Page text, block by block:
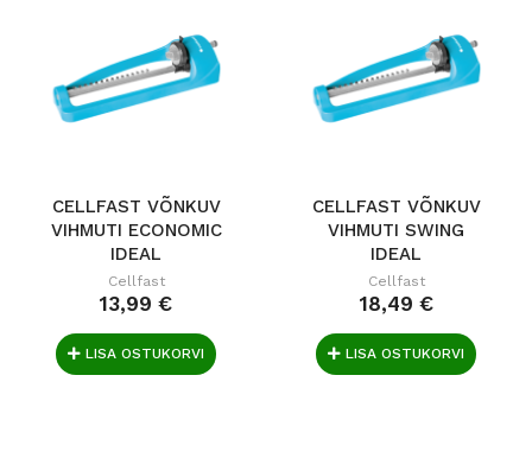
CELLFAST VÕNKUV
VIHMUTI ECONOMIC
IDEAL
Cellfast
13,99 €
LISA OSTUKORVI
CELLFAST VÕNKUV
VIHMUTI SWING
IDEAL
Cellfast
18,49 €
LISA OSTUKORVI